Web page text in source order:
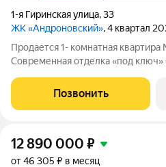
1-я Гиринская улица,33
ЖК «Андроновский», 4 квартал
Продается 1- комнатная
Современная отделка «под
ЖК Андроновский находится в
по адресу ул. 1-я
Позвонить
12 890 000 ₽
от 46 305 ₽ в месяц